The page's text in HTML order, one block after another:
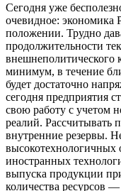
Сегодня уже
очевидное: экономика
положении. Трудно
продолжительности
внешнеполитического
минимум, в течение
будет достаточно
сегодня предприятия
свою работу с учетом
реалий. Рассчитывать
внутренние резервы.
высокотехнологичных
иностранных
выпуска продукции
количества ресурсов